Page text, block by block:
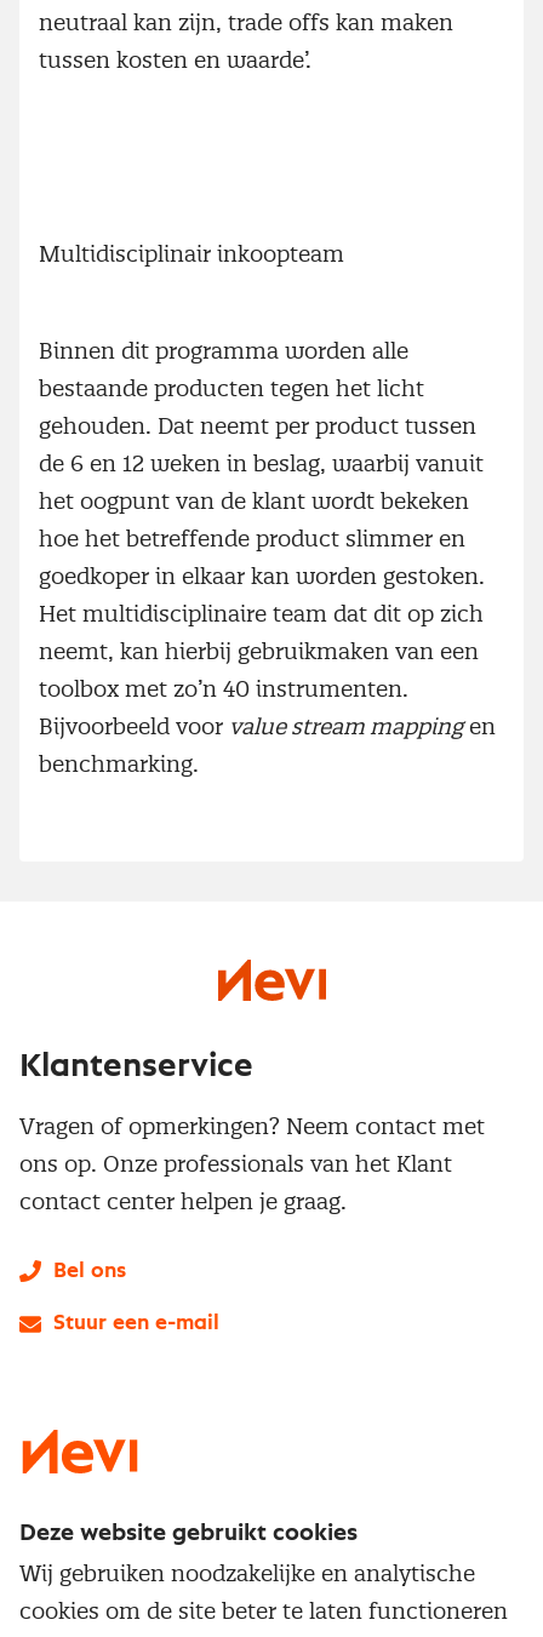
neutraal kan zijn, trade offs kan maken
tussen kosten en waarde’.
Multidisciplinair inkoopteam
Binnen dit programma worden alle
bestaande producten tegen het licht
gehouden. Dat neemt per product tussen
de 6 en 12 weken in beslag, waarbij vanuit
het oogpunt van de klant wordt bekeken
hoe het betreffende product slimmer en
goedkoper in elkaar kan worden gestoken.
Het multidisciplinaire team dat dit op zich
neemt, kan hierbij gebruikmaken van een
toolbox met zo’n 40 instrumenten.
Bijvoorbeeld voor value stream mappingen
benchmarking.
Service & contact
Populaire thema's
Klantenservice
Vragen of opmerkingen? Neem contact met
ons op. Onze professionals van het Klant
contact center helpen je graag.
Bel ons
Stuur een e-mail
Deze website gebruikt cookies
Wij gebruiken noodzakelijke en analytische
cookies om de site beter te laten functioneren